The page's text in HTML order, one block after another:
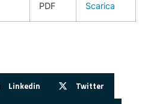
PDF Scarica
Linkedin Twitter